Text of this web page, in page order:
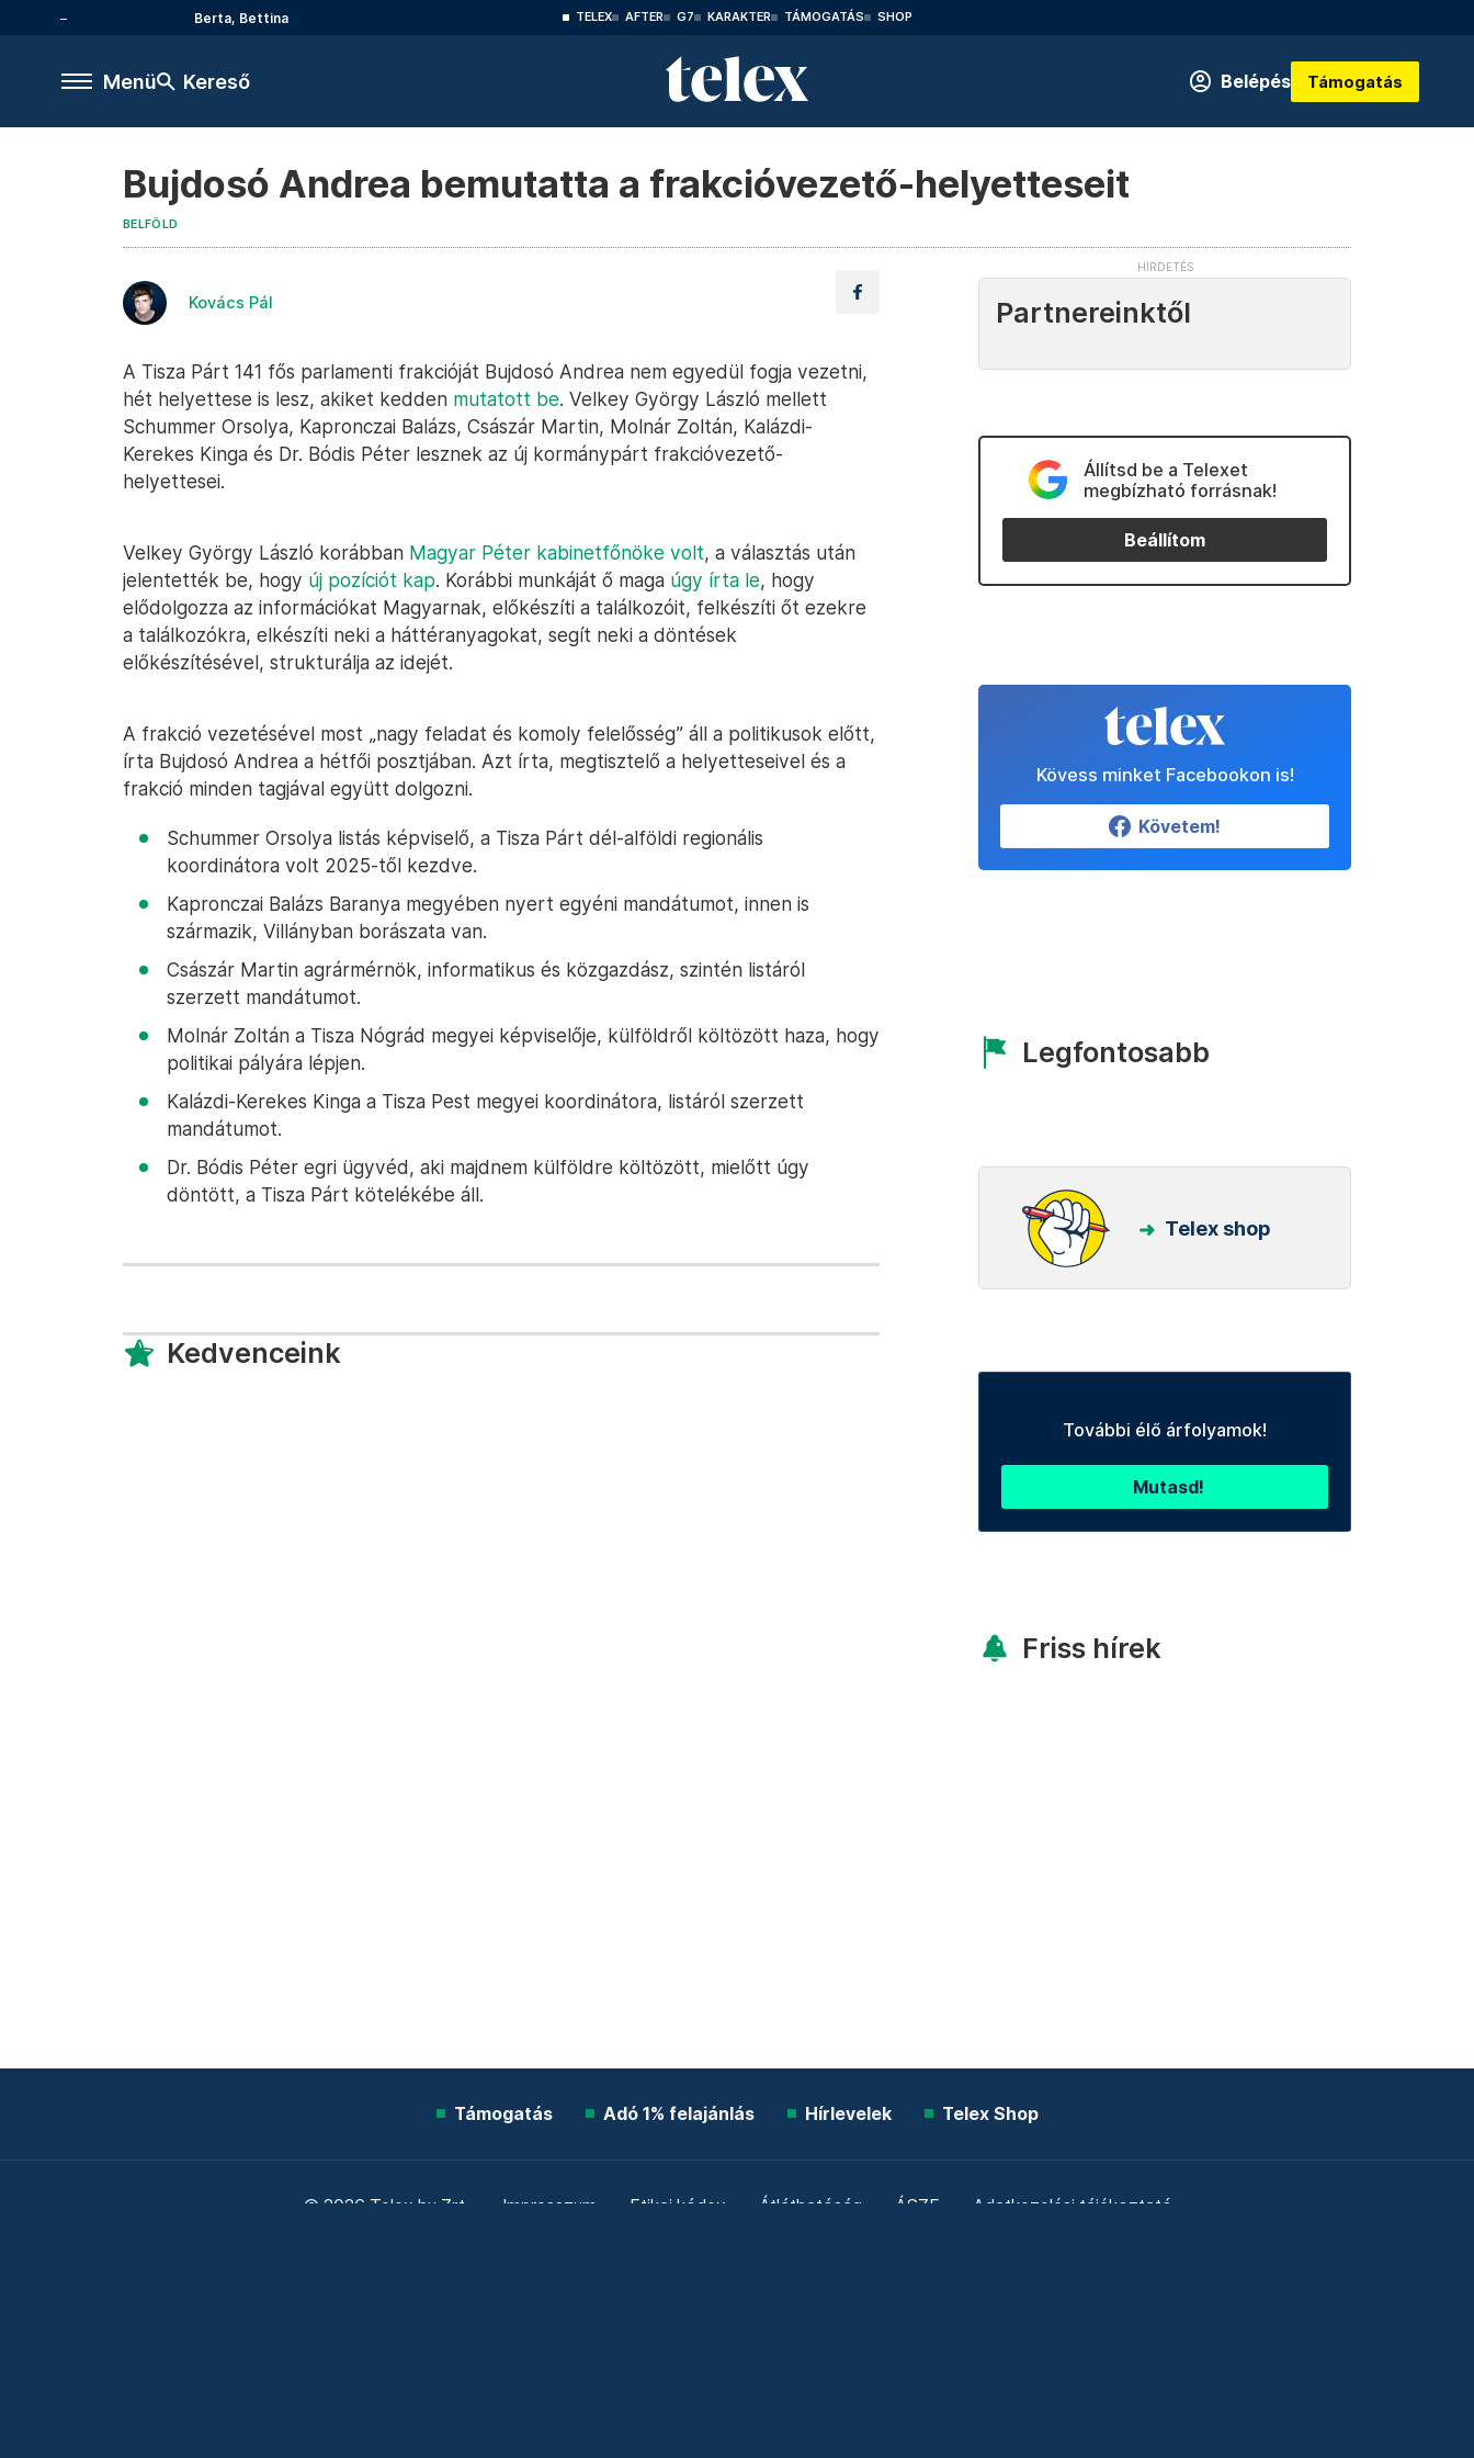
Berta, Bettina TELEX AFTER G7 KARAKTER TÁMOGATÁS SHOP
Menü Kereső Belépés Támogatás
Bujdosó Andrea bemutatta a frakcióvezető-helyetteseit
BELFÖLD
Kovács Pál
A Tisza Párt 141 fős parlamenti frakcióját Bujdosó Andrea nem egyedül fogja vezetni,
hét helyettese is lesz, akiket kedden mutatott be. Velkey György László mellett
Schummer Orsolya, Kapronczai Balázs, Császár Martin, Molnár Zoltán, Kalázdi-
Kerekes Kinga és Dr. Bódis Péter lesznek az új kormánypárt frakcióvezető-
helyettesei.
Velkey György László korábban Magyar Péter kabinetfőnöke volt, a választás után
jelentették be, hogy új pozíciót kap. Korábbi munkáját ő maga úgy írta le, hogy
elődolgozza az információkat Magyarnak, előkészíti a találkozóit, felkészíti őt ezekre
a találkozókra, elkészíti neki a háttéranyagokat, segít neki a döntések
előkészítésével, strukturálja az idejét.
A frakció vezetésével most „nagy feladat és komoly felelősség” áll a politikusok előtt,
írta Bujdosó Andrea a hétfői posztjában. Azt írta, megtisztelő a helyetteseivel és a
frakció minden tagjával együtt dolgozni.
Schummer Orsolya listás képviselő, a Tisza Párt dél-alföldi regionális
koordinátora volt 2025-től kezdve.
Kapronczai Balázs Baranya megyében nyert egyéni mandátumot, innen is
származik, Villányban borászata van.
Császár Martin agrármérnök, informatikus és közgazdász, szintén listáról
szerzett mandátumot.
Molnár Zoltán a Tisza Nógrád megyei képviselője, külföldről költözött haza, hogy
politikai pályára lépjen.
Kalázdi-Kerekes Kinga a Tisza Pest megyei koordinátora, listáról szerzett
mandátumot.
Dr. Bódis Péter egri ügyvéd, aki majdnem külföldre költözött, mielőtt úgy
döntött, a Tisza Párt kötelékébe áll.
Kedvenceink
Partnereinktől
Állítsd be a Telexet
megbízható forrásnak!
Beállítom
Kövess minket Facebookon is!
Követem!
Legfontosabb
Telex shop
További élő árfolyamok!
Mutasd!
Friss hírek
Támogatás Adó 1% felajánlás Hírlevelek Telex Shop
© 2026 Telex.hu Zrt. Impresszum Etikai kódex Átláthatóság ÁSZF Adatkezelési tájékoztató